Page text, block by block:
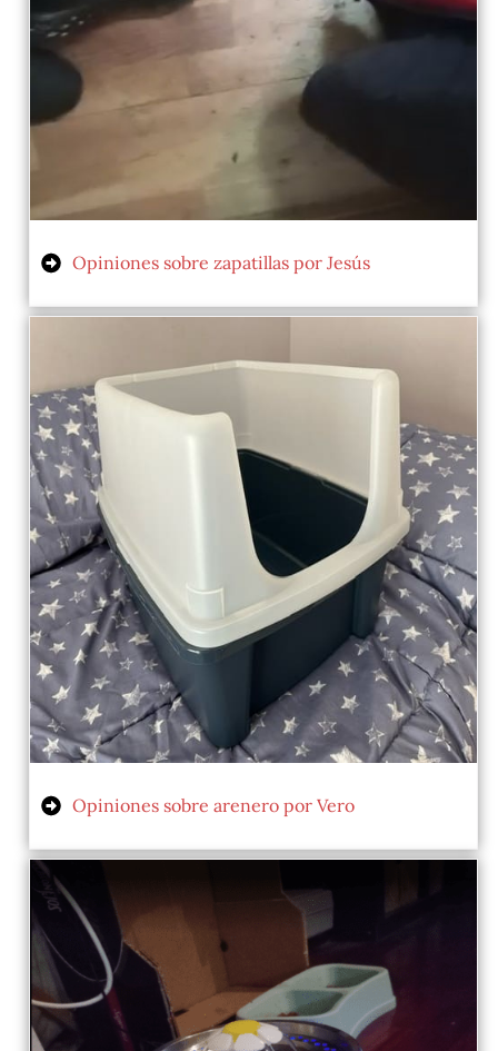
Opiniones sobre zapatillas por Jesús
Opiniones sobre arenero por Vero